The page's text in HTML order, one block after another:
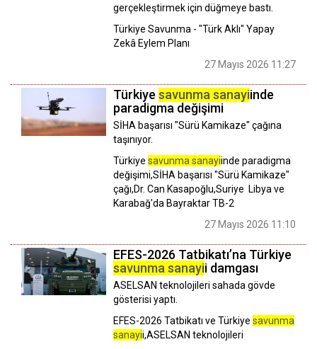
gerçekleştirmek için düğmeye bastı.
Türkiye Savunma - "Türk Aklı" Yapay
Zekâ Eylem Planı
27 Mayıs 2026 11:27
Türkiye savunma sanayiinde
paradigma değişimi
SİHA başarısı "Sürü Kamikaze" çağına
taşınıyor.
Türkiye savunma sanayiinde paradigma
değişimi,SİHA başarısı "Sürü Kamikaze"
çağı,Dr. Can Kasapoğlu,Suriye Libya ve
Karabağ'da Bayraktar TB-2
27 Mayıs 2026 11:10
EFES-2026 Tatbikatı’na Türkiye
savunma sanayii damgası
​​​​​​​ASELSAN teknolojileri sahada gövde
gösterisi yaptı.
EFES-2026 Tatbikatı ve Türkiye savunma
sanayii,ASELSAN teknolojileri